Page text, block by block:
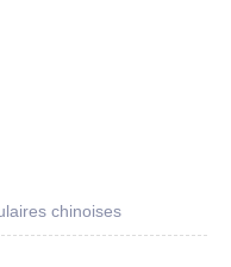
chinoises